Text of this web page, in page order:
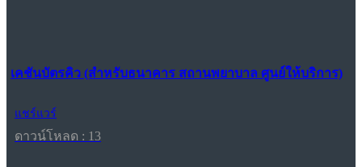
เคชันบัตรคิว (สำหรับธนาคาร สถานพยาบาล ศูนย์ให้บริการ)
แชร์แวร์
ดาวน์โหลด : 13